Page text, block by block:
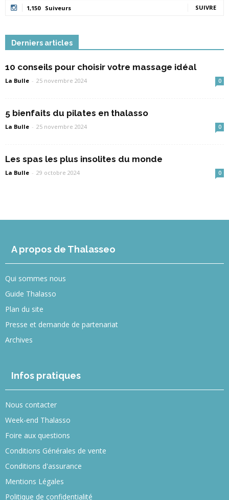
1,150 Suiveurs SUIVRE
Derniers articles
10 conseils pour choisir votre massage idéal
La Bulle - 25 novembre 2024 0
5 bienfaits du pilates en thalasso
La Bulle - 25 novembre 2024 0
Les spas les plus insolites du monde
La Bulle - 29 octobre 2024 0
A propos de Thalasseo
Qui sommes nous
Guide Thalasso
Plan du site
Presse et demande de partenariat
Archives
Infos pratiques
Nous contacter
Week-end Thalasso
Foire aux questions
Conditions Générales de vente
Conditions d'assurance
Mentions Légales
Politique de confidentialité